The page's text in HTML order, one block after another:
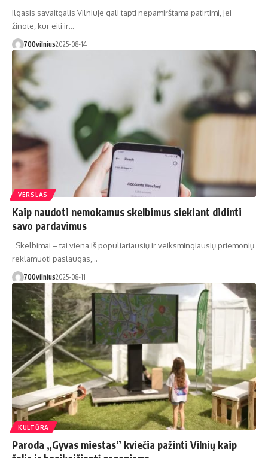
Ilgasis savaitgalis Vilniuje gali tapti nepamirštama patirtimi, jei
žinote, kur eiti ir…
700vilnius2025-08-14
VERSLAS
Kaip naudoti nemokamus skelbimus siekiant didinti
savo pardavimus
Skelbimai – tai viena iš populiariausių ir veiksmingiausių priemonių
reklamuoti paslaugas,…
700vilnius2025-08-11
KULTŪRA
Paroda „Gyvas miestas” kviečia pažinti Vilnių kaip